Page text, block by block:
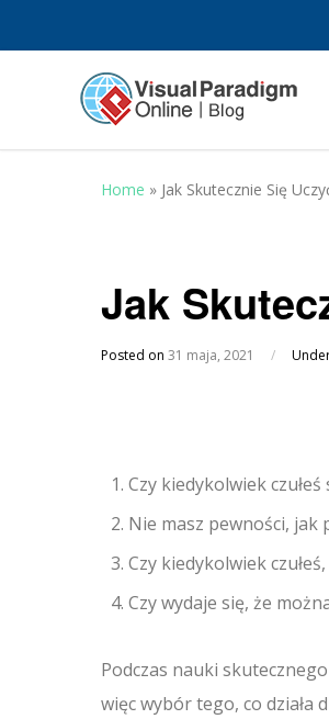
Home » Jak Skutecznie Się
Jak
Posted on 31 maja, 2021 /
Czy kiedykolwiek
Nie masz pewności, jak
Czy kiedykolwiek
Czy wydaje się, że
Podczas nauki
więc wybór tego, co działa